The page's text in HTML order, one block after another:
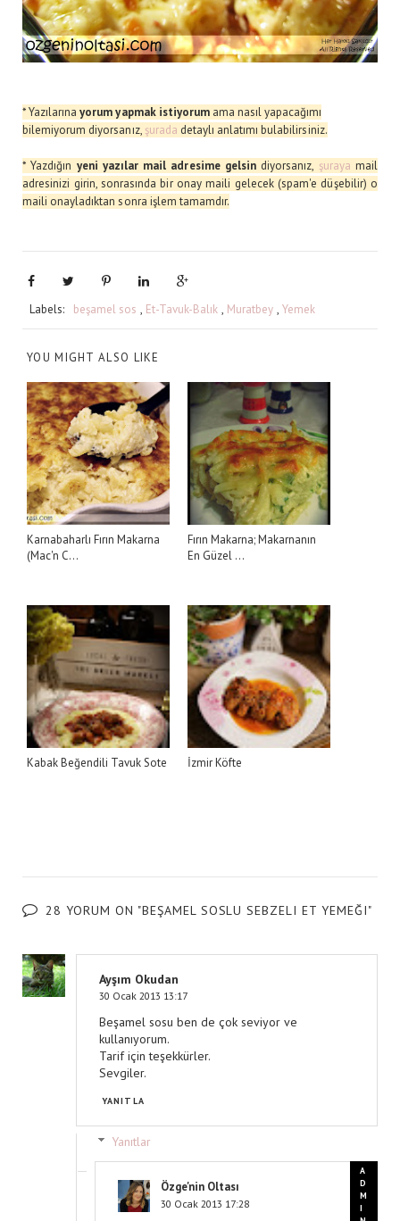
* Yazılarınayorum yapmak istiyorumama nasıl yapacağımı
bilemiyorum diyorsanız, şurada detaylı anlatımı bulabilirsiniz.
* Yazdığın yeni yazılar mail adresime gelsindiyorsanız, şuraya mail
adresinizi girin, sonrasında bir onay maili gelecek (spam'e düşebilir) o
maili onayladıktan sonra işlem tamamdır.
Labels: beşamel sos , Et-Tavuk-Balık , Muratbey , Yemek
YOU MIGHT ALSO LIKE
Karnabaharlı Fırın Makarna
(Mac'n C...
Fırın Makarna; Makarnanın
En Güzel ...
Kabak Beğendili Tavuk Sote İzmir Köfte
28 YORUM ON "BEŞAMEL SOSLU SEBZELI ET YEMEĞI"
Ayşım Okudan
30 Ocak 2013 13:17
Beşamel sosu ben de çok seviyor ve
kullanıyorum.
Tarif için teşekkürler.
Sevgiler.
YANITLA
Yanıtlar
Özge'nin Oltası
30 Ocak 2013 17:28